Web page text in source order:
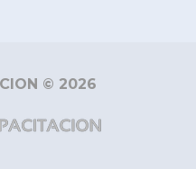
© 2026